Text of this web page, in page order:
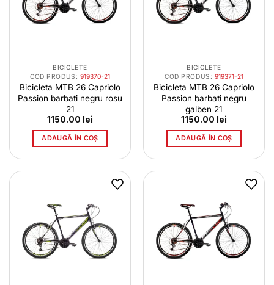
BICICLETE
COD PRODUS: 919370-21
Bicicleta MTB 26 Capriolo
Passion barbati negru rosu
21
1150.00 lei
ADAUGĂ ÎN COȘ
BICICLETE
COD PRODUS: 919371-21
Bicicleta MTB 26 Capriolo
Passion barbati negru
galben 21
1150.00 lei
ADAUGĂ ÎN COȘ